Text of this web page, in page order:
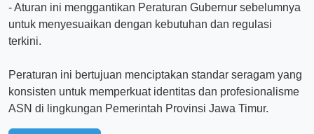
- Aturan ini menggantikan Peraturan Gubernur sebelumnya
untuk menyesuaikan dengan kebutuhan dan regulasi
terkini.
Peraturan ini bertujuan menciptakan standar seragam yang
konsisten untuk memperkuat identitas dan profesionalisme
ASN di lingkungan Pemerintah Provinsi Jawa Timur.